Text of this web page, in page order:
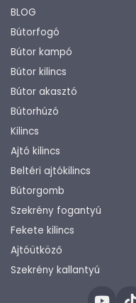
BLOG
Bútorfogó
Bútor kampó
Bútor kilincs
Bútor akasztó
Bútorhúzó
Kilincs
Ajtó kilincs
Beltéri ajtókilincs
Bútorgomb
Szekrény fogantyú
Fekete kilincs
Ajtóütköző
Szekrény kallantyú